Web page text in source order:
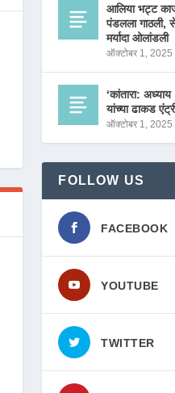
आलिया भट्ट
पंडलला गाठली,
मर्यादा ओलांडली
ऑक्टोबर 1, 2025
‘कांतारा:
यांच्या ढाकड
ऑक्टोबर 1, 2025
FOLLOW US
FACEBOOK
YOUTUBE
TWITTER